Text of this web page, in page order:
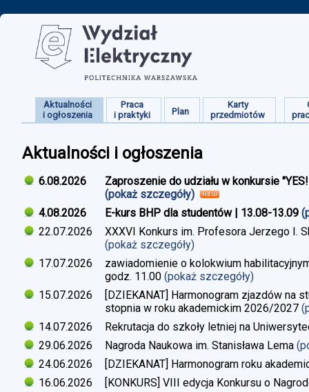
Aktualności
i ogłoszenia
Praca
i praktyki
Plan
Karty
przedmiotów
Aktualności i ogłoszenia
6.08.2026
Zaproszenie do udziału w konkursie
(pokaż szczegóły)
4.08.2026
E-kurs BHP dla studentów | 13.08-13.09
22.07.2026
XXXVI Konkurs im. Profesora Jerzego I.
(pokaż szczegóły)
17.07.2026
zawiadomienie o kolokwium
godz. 11.00 (pokaż szczegóły)
15.07.2026
[DZIEKANAT] Harmonogram zjazdów na
stopnia w roku akademickim 2026/2027
14.07.2026
Rekrutacja do szkoły letniej na
29.06.2026
Nagroda Naukowa im. Stanisława Lema
24.06.2026
[DZIEKANAT] Harmonogram roku
16.06.2026
[KONKURS] VIII edycja Konkursu o